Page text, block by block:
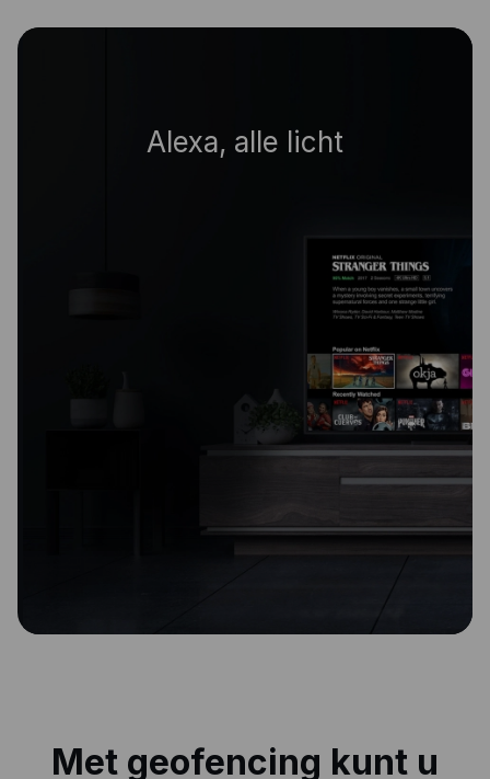
Alexa, woonkamer uit.
|
Met geofencing kunt u